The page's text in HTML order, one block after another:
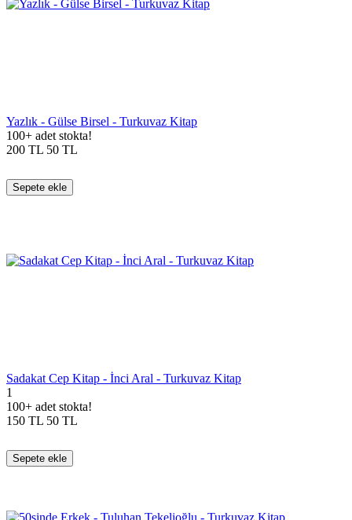
Yazlık - Gülse Birsel - Turkuvaz Kitap
100+ adet stokta!
200 TL 50 TL
Sepete ekle
Sadakat Cep Kitap - İnci Aral - Turkuvaz Kitap
1
100+ adet stokta!
150 TL 50 TL
Sepete ekle